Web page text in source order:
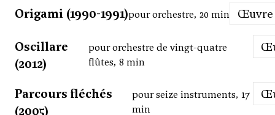
Origami (1990-1991)pour orchestre, 20 min Œuvre
Oscillare
(2012)
pour orchestre de vingt-quatre
flûtes, 8 min
Parcours fléchés
(2005)
pour seize instruments, 17
min